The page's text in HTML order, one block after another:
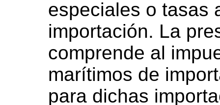
especiales o tasas
importación. La
comprende al
marítimos de
para dichas